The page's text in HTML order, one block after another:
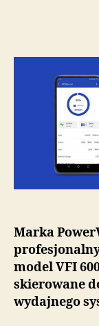
Marka
model VFI
skierowane
wydajnego